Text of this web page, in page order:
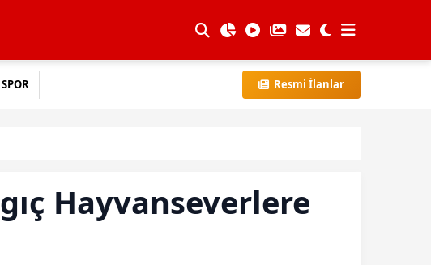
SPOR Resmi İlanlar
Hayvanseverlere